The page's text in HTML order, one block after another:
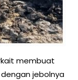
membuat
jebolnya